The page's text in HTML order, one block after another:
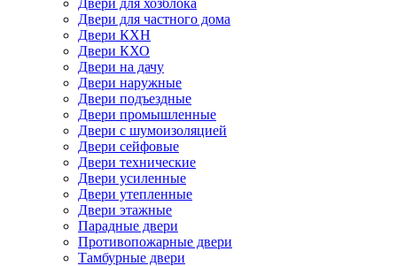
Двери для хозблока
Двери для частного дома
Двери КХН
Двери КХО
Двери на дачу
Двери наружные
Двери подъездные
Двери промышленные
Двери с шумоизоляцией
Двери сейфовые
Двери технические
Двери усиленные
Двери утепленные
Двери этажные
Парадные двери
Противопожарные двери
Тамбурные двери